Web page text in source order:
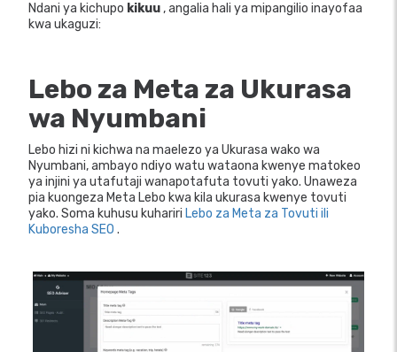
Ndani ya kichupo kikuu , angalia hali ya mipangilio inayofaa
kwa ukaguzi:
Lebo za Meta za Ukurasa
wa Nyumbani
Lebo hizi ni kichwa na maelezo ya Ukurasa wako wa
Nyumbani, ambayo ndiyo watu wataona kwenye matokeo
ya injini ya utafutaji wanapotafuta tovuti yako. Unaweza
pia kuongeza Meta Lebo kwa kila ukurasa kwenye tovuti
yako. Soma kuhusu kuhariri Lebo za Meta za Tovuti ili
Kuboresha SEO .